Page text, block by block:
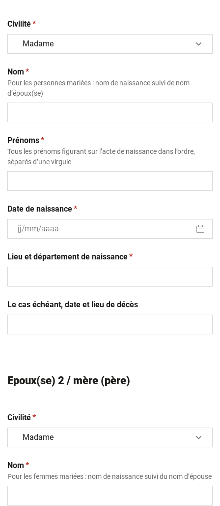
Civilité(obligatoire)
*
Nom (obligatoire)
*
Pour les personnes mariées : nom de naissance suivi de nom
d’époux(se)
Prénoms(obligatoire)
*
Tous les prénoms figurant sur l’acte de naissance dans l’ordre,
séparés d’une virgule
Date de naissance(obligatoire)
*
slash
MM
Lieu et département de naissance(obligatoire)
*
Le cas échéant, date et lieu de décès
Epoux(se) 2 / mère (père)
Civilité(obligatoire)
*
Nom (obligatoire)
*
Pour les femmes mariées : nom de naissance suivi du nom d’épouse